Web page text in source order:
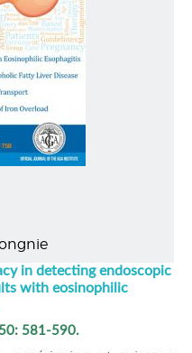
in detecting endoscopic
with eosinophilic
581-590.